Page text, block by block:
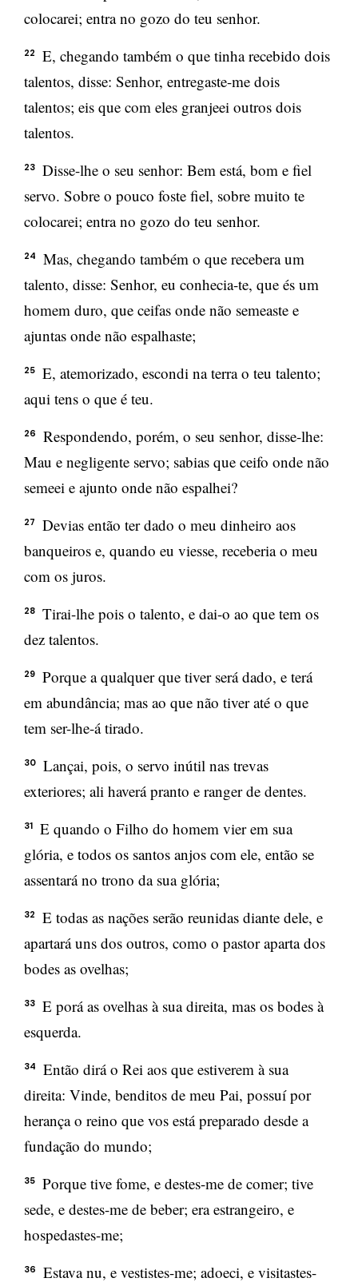
colocarei; entra no gozo do teu senhor.
22
E, chegando também o que tinha recebido dois
talentos, disse: Senhor, entregaste-me dois
talentos; eis que com eles granjeei outros dois
talentos.
23
Disse-lhe o seu senhor: Bem está, bom e fiel
servo. Sobre o pouco foste fiel, sobre muito te
colocarei; entra no gozo do teu senhor.
24
Mas, chegando também o que recebera um
talento, disse: Senhor, eu conhecia-te, que és um
homem duro, que ceifas onde não semeaste e
ajuntas onde não espalhaste;
25
E, atemorizado, escondi na terra o teu talento;
aqui tens o que é teu.
26
Respondendo, porém, o seu senhor, disse-lhe:
Mau e negligente servo; sabias que ceifo onde não
semeei e ajunto onde não espalhei?
27
Devias então ter dado o meu dinheiro aos
banqueiros e, quando eu viesse, receberia o meu
com os juros.
28
Tirai-lhe pois o talento, e dai-o ao que tem os
dez talentos.
29
Porque a qualquer que tiver será dado, e terá
em abundância; mas ao que não tiver até o que
tem ser-lhe-á tirado.
30
Lançai, pois, o servo inútil nas trevas
exteriores; ali haverá pranto e ranger de dentes.
31
E quando o Filho do homem vier em sua
glória, e todos os santos anjos com ele, então se
assentará no trono da sua glória;
32
E todas as nações serão reunidas diante dele, e
apartará uns dos outros, como o pastor aparta dos
bodes as ovelhas;
33
E porá as ovelhas à sua direita, mas os bodes à
esquerda.
34
Então dirá o Rei aos que estiverem à sua
direita: Vinde, benditos de meu Pai, possuí por
herança o reino que vos está preparado desde a
fundação do mundo;
35
Porque tive fome, e destes-me de comer; tive
sede, e destes-me de beber; era estrangeiro, e
hospedastes-me;
36
Estava nu, e vestistes-me; adoeci, e visitastes-